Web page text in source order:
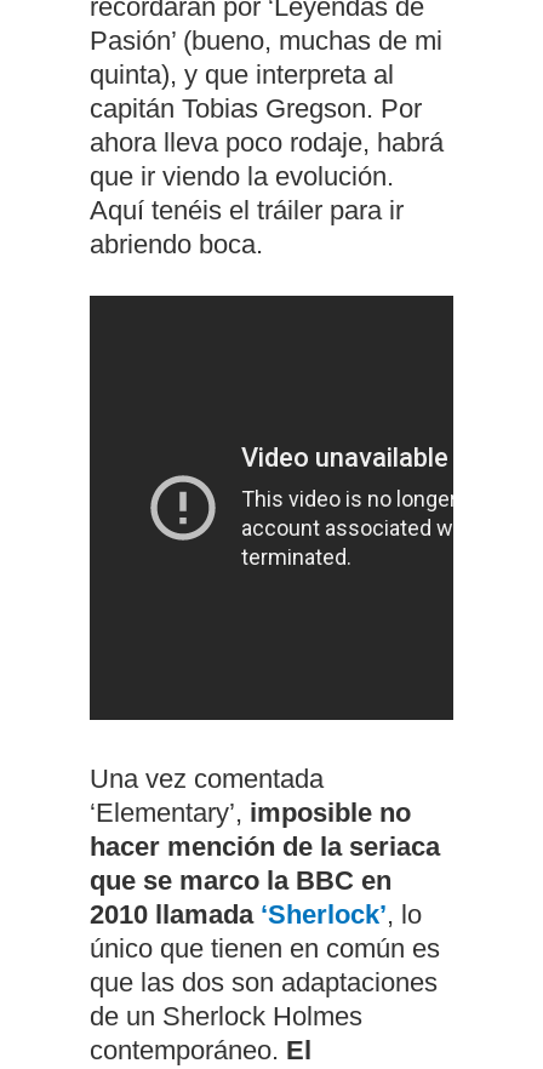
recordaran por ‘Leyendas de
Pasión’ (bueno, muchas de mi
quinta), y que interpreta al
capitán Tobias Gregson. Por
ahora lleva poco rodaje, habrá
que ir viendo la evolución.
Aquí tenéis el tráiler para ir
abriendo boca.
Una vez comentada
‘Elementary’, imposible no
hacer mención de la seriaca
que se marco la BBC en
2010 llamada ‘Sherlock’, lo
único que tienen en común es
que las dos son adaptaciones
de un Sherlock Holmes
contemporáneo. El